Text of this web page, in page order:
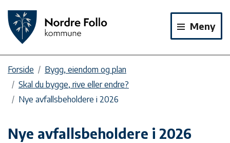
Meny
Forside
Bygg, eiendom og plan
Skal du bygge, rive eller endre?
Nye avfallsbeholdere i 2026
Nye avfallsbeholdere i 2026